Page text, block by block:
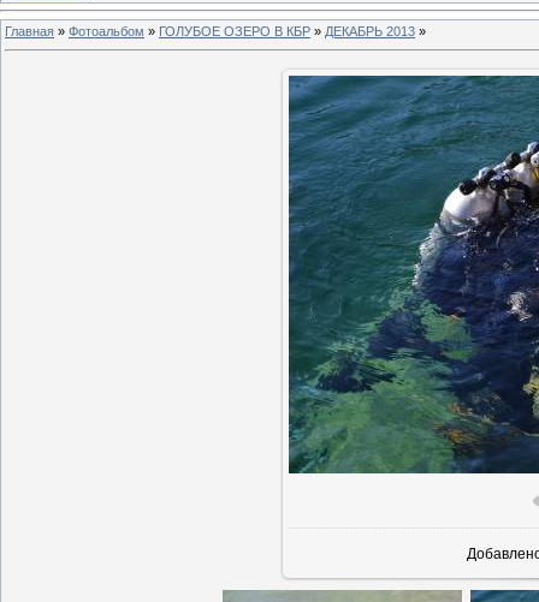
Главная » Фотоальбом » ГОЛУБОЕ ОЗЕРО В КБР » ДЕКАБРЬ 2013 »
В